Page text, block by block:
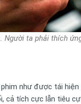
ta phải thích
như được tái
tích cực lẫn tiêu